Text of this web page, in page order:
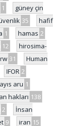
1
güney çin
35
hafif
1 hamas 2
12
hirosima-
31
Human
IFOR 2
aru 1
hakları 138
2
İnsan
9 iran 15